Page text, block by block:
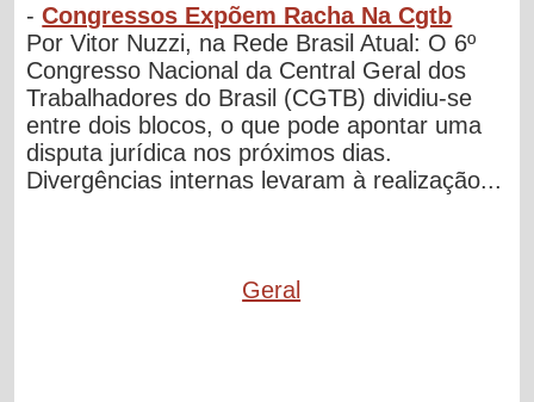
-Congressos Expõem Racha Na Cgtb
Por Vitor Nuzzi, na Rede Brasil Atual: O 6º
Congresso Nacional da Central Geral dos
Trabalhadores do Brasil (CGTB) dividiu-se
entre dois blocos, o que pode apontar uma
disputa jurídica nos próximos dias.
Divergências internas levaram à realização...
Geral